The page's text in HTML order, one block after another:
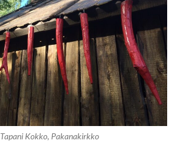
Tapani Kokko, Pakanakirkko